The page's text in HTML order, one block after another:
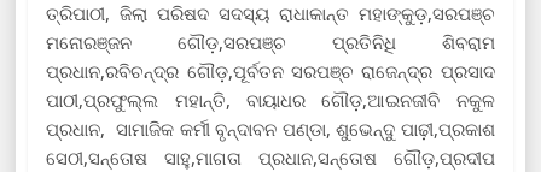
ତ୍ରିପାଠୀ, ଜିଲା ପରିଷଦ ସଦସ୍ୟ ରାଧାକାନ୍ତ ମହାଙ୍କୁଡ଼,ସରପଞ୍ଚ
ମନୋରଞ୍ଜନ ଗୌଡ଼,ସରପଞ୍ଚ ପ୍ରତିନିଧି ଶିବରାମ
ପ୍ରଧାନ,ରବିଚନ୍ଦ୍ର ଗୌଡ଼,ପୂର୍ବତନ ସରପଞ୍ଚ ରାଜେନ୍ଦ୍ର ପ୍ରସାଦ
ପାଠୀ,ପ୍ରଫୁଲ୍ଲ ମହାନ୍ତି, ବାୟାଧର ଗୌଡ଼,ଆଇନଜୀବି ନକୁଳ
ପ୍ରଧାନ, ସାମାଜିକ କର୍ମୀ ବୃନ୍ଦାବନ ପଣ୍ଡା, ଶୁଭେନ୍ଦୁ ପାଢ଼ୀ,ପ୍ରକାଶ
ସେଠୀ,ସନ୍ତୋଷ ସାହୁ,ମାଗତା ପ୍ରଧାନ,ସନ୍ତୋଷ ଗୌଡ଼,ପ୍ରଦୀପ